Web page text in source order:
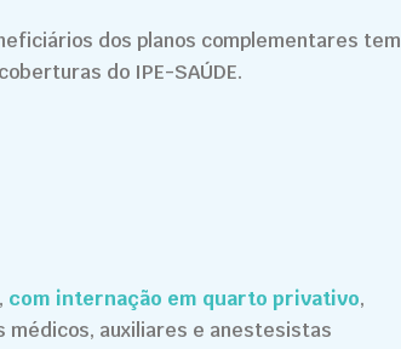
dos planos complementares tem
do IPE-SAÚDE.
com internação em quarto privativo,
médicos, auxiliares e anestesistas